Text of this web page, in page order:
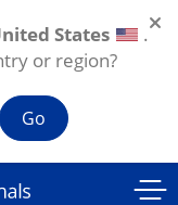
States
.
or region?
Go